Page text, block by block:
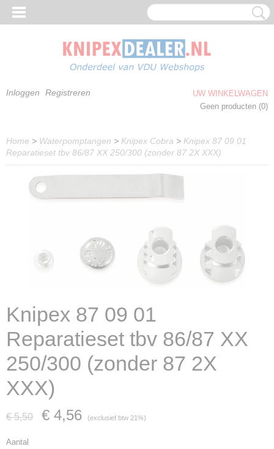
Inloggen Registreren
UW WINKELWAGEN
Geen producten (0)
Home > Waterpomptangen > Knipex Cobra > Knipex 87 09 01
Reparatieset tbv 86/87 XX 250/300 (zonder 87 2X XXX)
Knipex 87 09 01
Reparatieset tbv 86/87 XX
250/300 (zonder 87 2X
XXX)
€ 5,50 € 4,56 (exclusief btw 21%)
Aantal